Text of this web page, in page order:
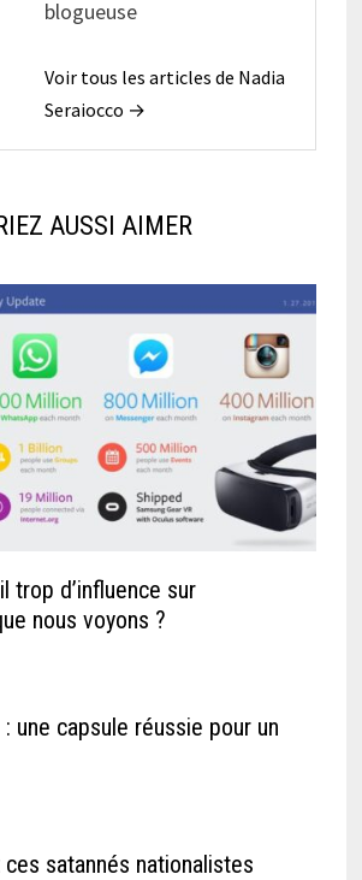
blogueuse
Voir tous les articles de Nadia
Seraiocco →
AUSSI AIMER
trop d’influence sur
nous voyons ?
une capsule réussie pour un
ces satannés nationalistes